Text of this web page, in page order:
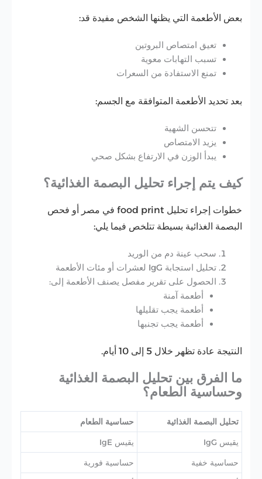
بعض الأطعمة التي يظنها الشخص مفيدة قد:
تعيق امتصاص البروتين
تسبب التهابات معوية
تمنع الاستفادة من السعرات
بعد تحديد الأطعمة المتوافقة مع الجسم:
تتحسن الشهية
يزيد الامتصاص
يبدأ الوزن في الارتفاع بشكل صحي
كيف يتم إجراء تحليل البصمة الغذائية؟
خطوات إجراء تحليل food print في مصر أو فحص
البصمة الغذائية بسيطة تتلخص فيما يلي:
سحب عينة دم من الوريد
تحليل استجابة IgG لعشرات أو مئات الأطعمة
الحصول على تقرير مفصل يصنف الأطعمة إلى:
أطعمة آمنة
أطعمة يجب تقليلها
أطعمة يجب تجنبها
النتيجة عادة تظهر خلال 5 إلى 10 أيام.
ما الفرق بين تحليل البصمة الغذائية
وحساسية الطعام؟
تحليل البصمة الغذائية حساسية الطعام
يقيس IgG يقيس IgE
حساسية خفية حساسية فورية